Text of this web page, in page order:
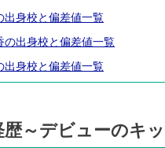
出身校と偏差値一覧
の出身校と偏差値一覧
出身校と偏差値一覧
～デビューのキ